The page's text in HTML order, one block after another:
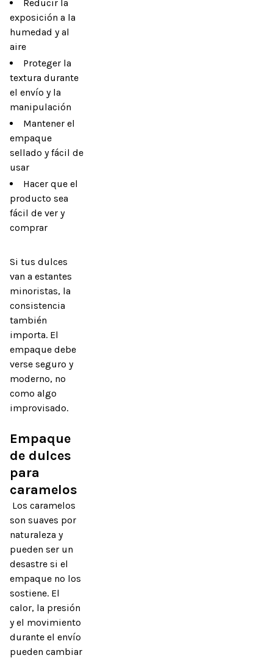
Reducir la
exposición a la
humedad y al
aire
Proteger la
textura durante
el envío y la
manipulación
Mantener el
empaque
sellado y fácil de
usar
Hacer que el
producto sea
fácil de ver y
comprar
Si tus dulces
van a estantes
minoristas, la
consistencia
también
importa. El
empaque debe
verse seguro y
moderno, no
como algo
improvisado.
Empaque
de dulces
para
caramelos
son suaves por
naturaleza y
pueden ser un
desastre si el
empaque no los
sostiene. El
calor, la presión
y el movimiento
durante el envío
pueden cambiar